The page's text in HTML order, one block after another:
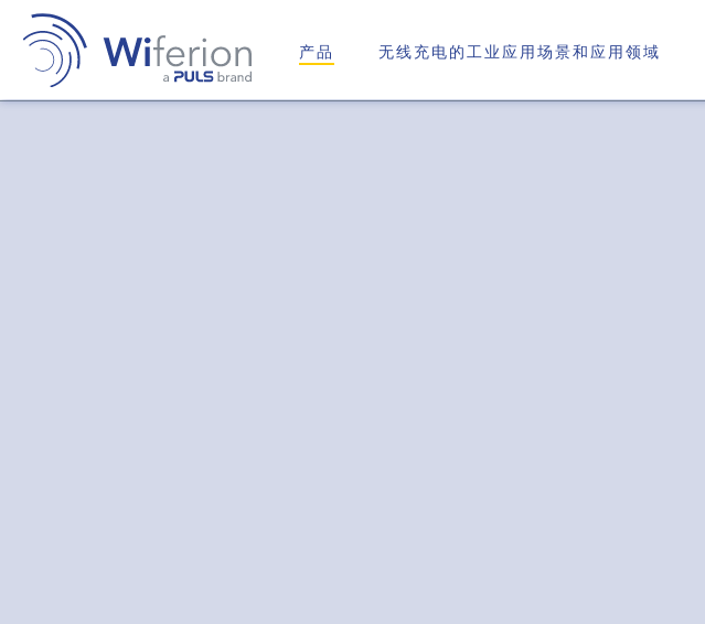
产品 无线充电的工业应用场景和应用领域